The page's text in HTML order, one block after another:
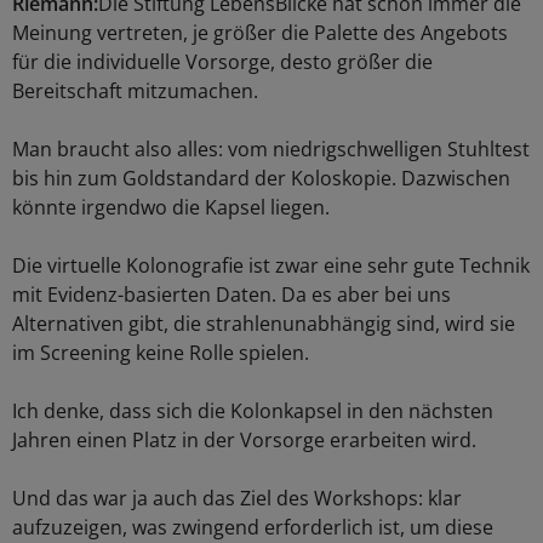
Meinung vertreten, je größer die Palette des Angebots
für die individuelle Vorsorge, desto größer die
Bereitschaft mitzumachen.
Man braucht also alles: vom niedrigschwelligen Stuhltest
bis hin zum Goldstandard der Koloskopie. Dazwischen
könnte irgendwo die Kapsel liegen.
Die virtuelle Kolonografie ist zwar eine sehr gute Technik
mit Evidenz-basierten Daten. Da es aber bei uns
Alternativen gibt, die strahlenunabhängig sind, wird sie
im Screening keine Rolle spielen.
Ich denke, dass sich die Kolonkapsel in den nächsten
Jahren einen Platz in der Vorsorge erarbeiten wird.
Und das war ja auch das Ziel des Workshops: klar
aufzuzeigen, was zwingend erforderlich ist, um diese